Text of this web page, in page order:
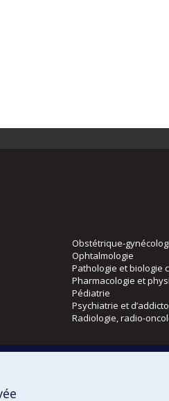
Obstétrique-
Ophtalmologie
Pathologie et biologie
Pharmacologie et
Pédiatrie
Psychiatrie et
Radiologie, radio-